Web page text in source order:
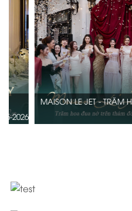
MAISON LE JET - TRĂM HOA ...